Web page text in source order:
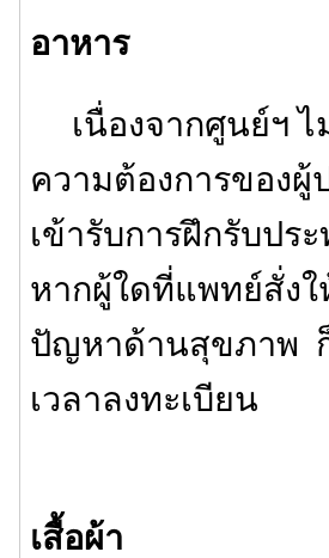
อาหาร
เนื่องจากศูนย์ฯ ไ
ความต้องการของ
เข้ารับการฝึกรับปร
หากผู้ใดที่แพทย์สั่งใ
ปัญหาด้านสุขภาพ
เวลาลงทะเบียน
เสื้อผ้า